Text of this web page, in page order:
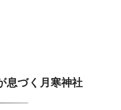
息づく月寒神社